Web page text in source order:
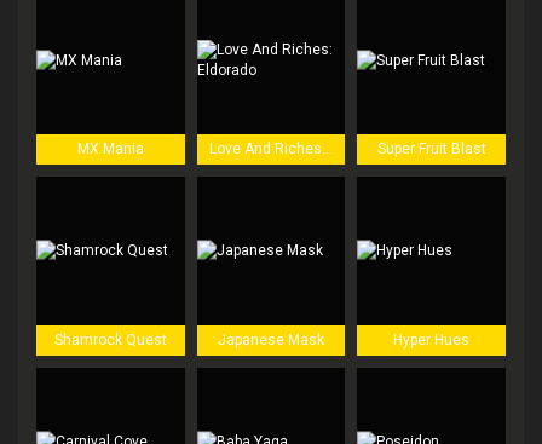
MX Mania Love And Riches: Eldorado Super Fruit Blast
Shamrock Quest Japanese Mask Hyper Hues